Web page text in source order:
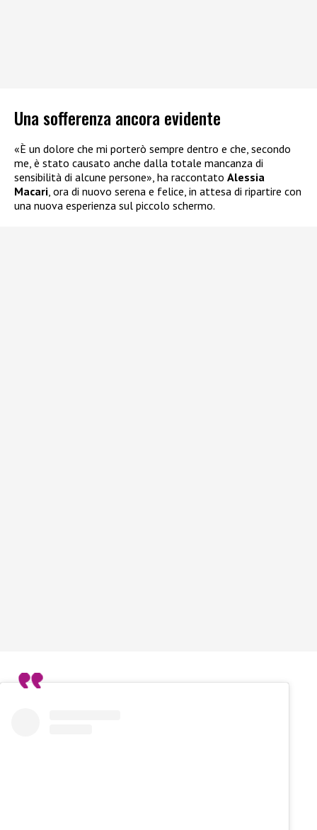
Una sofferenza ancora evidente
«È un dolore che mi porterò sempre dentro e che, secondo
me, è stato causato anche dalla totale mancanza di
sensibilità di alcune persone», ha raccontato Alessia
Macari , ora di nuovo serena e felice, in attesa di ripartire con
una nuova esperienza sul piccolo schermo.